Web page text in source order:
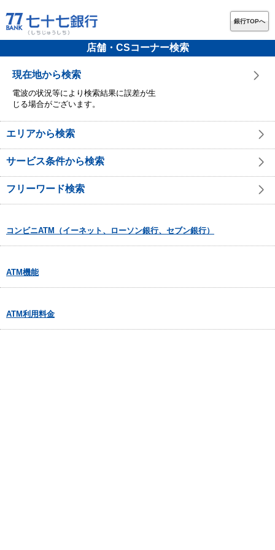
銀行TOPへ
店舗・CSコーナー検索
現在地から検索
電波の状況等により検索結果に誤差が生
じる場合がございます。
エリアから検索
サービス条件から検索
フリーワード検索
コンビニATM（イーネット、ローソン銀行、セブン銀行）
ATM機能
ATM利用料金